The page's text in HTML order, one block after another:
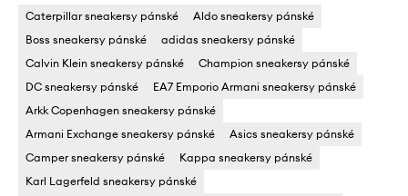
Caterpillar sneakersy pánské
Aldo sneakersy pánské
Boss sneakersy pánské
adidas sneakersy pánské
Calvin Klein sneakersy pánské
Champion sneakersy pánské
DC sneakersy pánské
EA7 Emporio Armani sneakersy pánské
Arkk Copenhagen sneakersy pánské
Armani Exchange sneakersy pánské
Asics sneakersy pánské
Camper sneakersy pánské
Kappa sneakersy pánské
Karl Lagerfeld sneakersy pánské